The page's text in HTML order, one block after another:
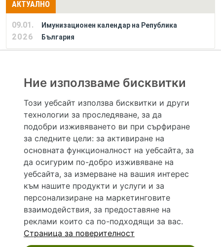
АКТУАЛНО
09.01.
2026
Имунизационен календар на Република
България
Hapche.bg НЕ е медицински, зравен или сроден специалист и НЕ дава медицински
консултации и здравни съвети. Hapche.bg НЕ се явява медицинска услуга и НЕ
осигурява диагноза и лечение. Hapche.bg НЕ препоръчва медицински и други здравни и
сродни специалисти и заведения. Hapche.bg НЕ търгува с лекарствени продукти и
хранителни добавки. Информацията, публикувана в Hapche.bg, е предназначена да служи
само и единствено за справочни цели. Същата се предоставя без всякаква гаранция за
актуалност, изчерпателност и точност, при все че се полагат всички усилия за обновяване
и допълване на данните и за коригиране на неточностите. При никакви обстоятелства НЕ
се самодиагностицирайте и НЕ се самолекувайте – самодиагностиката и самолечението
могат да бъдат опасни за вашето здраве! При поява на симптом(и) на заболяване
неотложно потърсете правоспособен лекар! Ако преценявате своето (нечие) състояние
като спешно, позвънете на денонощния безплатен общоевропейски телефонен номер за
спешни повиквания 112 за връзка с местния център за спешна медицинска помощ!
Ние използваме бисквитки
Този уебсайт използва бисквитки и други
технологии за проследяване, за да
подобри изживяването ви при сърфиране
за следните цели: за активиране на
основната функционалност на уебсайта, за
да осигурим по-добро изживяване на
уебсайта, за измерване на вашия интерес
към нашите продукти и услуги и за
персонализиране на маркетинговите
взаимодействия, за предоставяне на
реклами които са по-подходящи за вас.
Страница за поверителност